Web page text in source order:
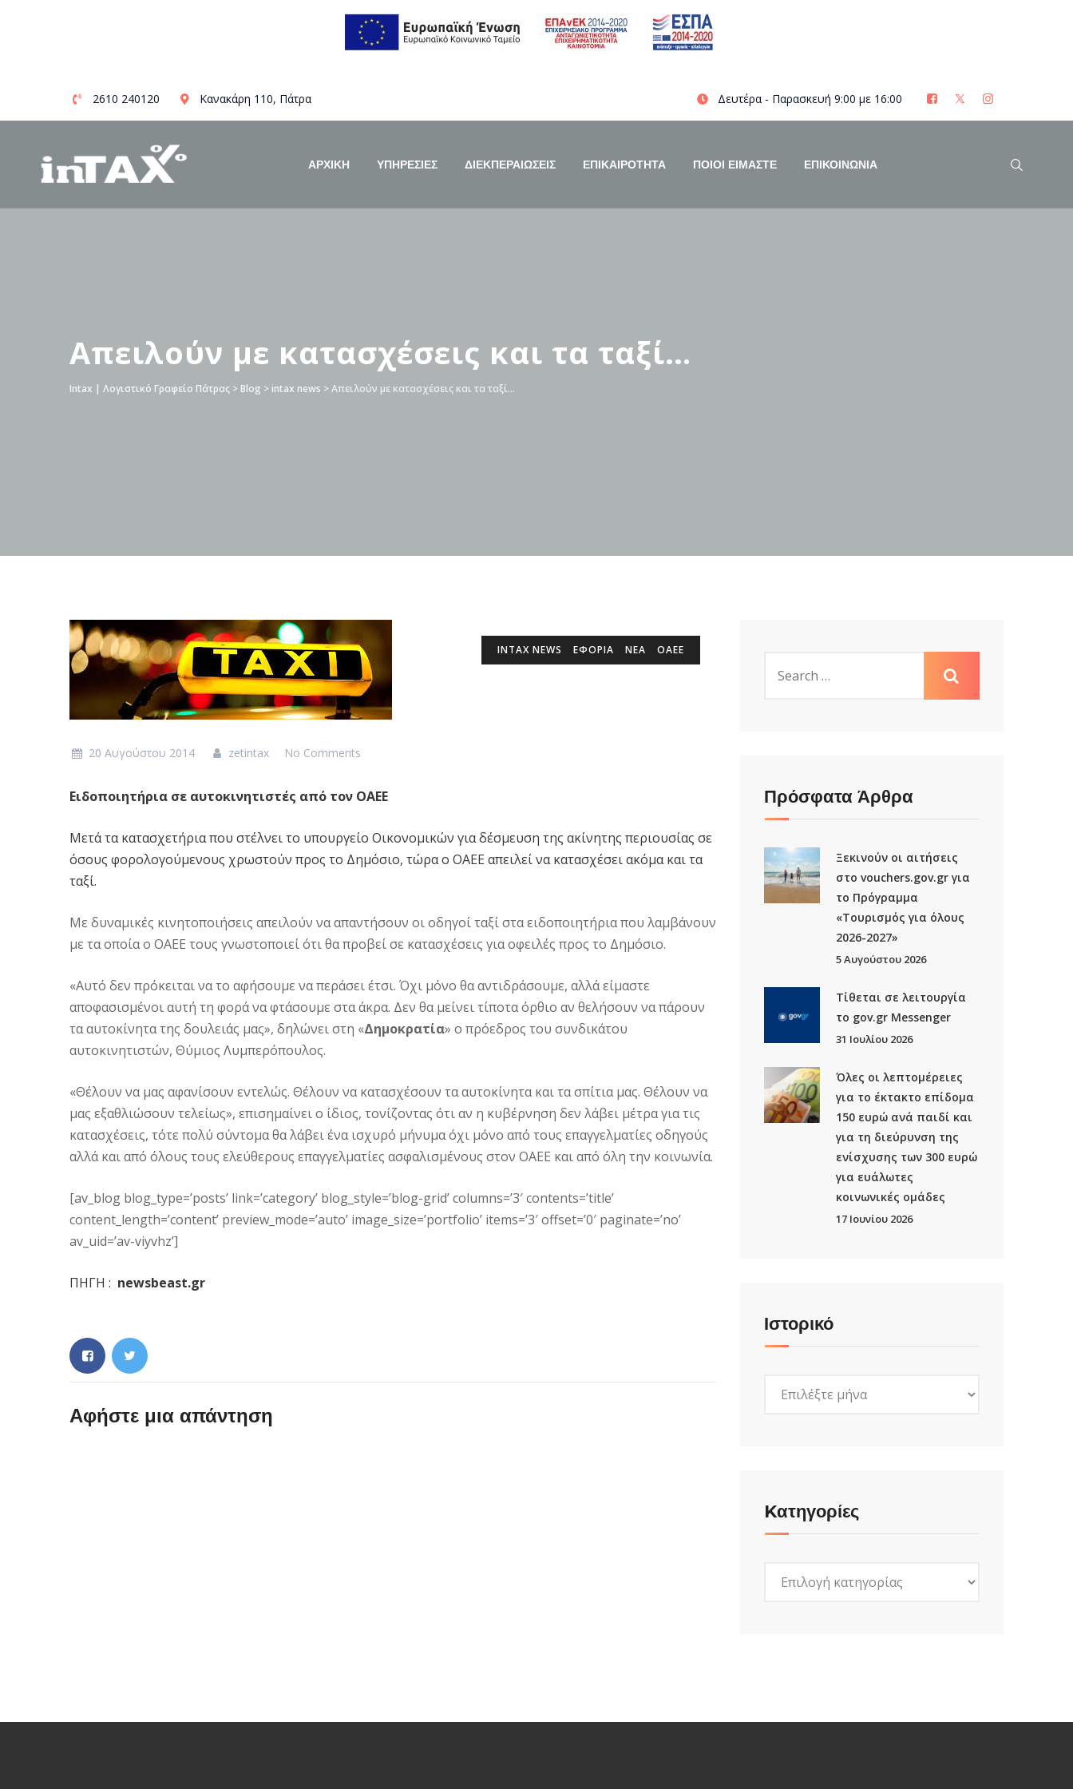
content
2610 240120 Κανακάρη 110, Πάτρα Δευτέρα - Παρασκευή 9:00 με 16:00
ΑΡΧΙΚΗ ΥΠΗΡΕΣΙΕΣ ΔΙΕΚΠΕΡΑΙΩΣΕΙΣ ΕΠΙΚΑΙΡΟΤΗΤΑ ΠΟΙΟΊ ΕΊΜΑΣΤΕ ΕΠΙΚΟΙΝΩΝΙΑ
Απειλούν με κατασχέσεις και τα ταξί…
Intax | Λογιστικό Γραφείο Πάτρας > Blog > intax news >Απειλούν με κατασχέσεις και τα ταξί…
INTAX NEWS ΕΦΟΡΙΑ ΝΕΑ ΟΑΕΕ
20 Αυγούστου 2014 zetintax No Comments
Ειδοποιητήρια σε αυτοκινητιστές από τον ΟΑΕΕ
Μετά τα κατασχετήρια που στέλνει το υπουργείο Οικονομικών για δέσμευση της ακίνητης περιουσίας σε
όσους φορολογούμενους χρωστούν προς το Δημόσιο, τώρα ο ΟΑΕΕ απειλεί να κατασχέσει ακόμα και τα
ταξί.
Με δυναμικές κινητοποιήσεις απειλούν να απαντήσουν οι οδηγοί ταξί στα ειδοποιητήρια που λαμβάνουν
με τα οποία ο ΟΑΕΕ τους γνωστοποιεί ότι θα προβεί σε κατασχέσεις για οφειλές προς το Δημόσιο.
«Αυτό δεν πρόκειται να το αφήσουμε να περάσει έτσι. Όχι μόνο θα αντιδράσουμε, αλλά είμαστε
αποφασισμένοι αυτή τη φορά να φτάσουμε στα άκρα. Δεν θα μείνει τίποτα όρθιο αν θελήσουν να πάρουν
τα αυτοκίνητα της δουλειάς μας», δηλώνει στη «Δημοκρατία» ο πρόεδρος του συνδικάτου
αυτοκινητιστών, Θύμιος Λυμπερόπουλος.
«Θέλουν να μας αφανίσουν εντελώς. Θέλουν να κατασχέσουν τα αυτοκίνητα και τα σπίτια μας. Θέλουν να
μας εξαθλιώσουν τελείως», επισημαίνει ο ίδιος, τονίζοντας ότι αν η κυβέρνηση δεν λάβει μέτρα για τις
κατασχέσεις, τότε πολύ σύντομα θα λάβει ένα ισχυρό μήνυμα όχι μόνο από τους επαγγελματίες οδηγούς
αλλά και από όλους τους ελεύθερους επαγγελματίες ασφαλισμένους στον ΟΑΕΕ και από όλη την κοινωνία.
[av_blog blog_type=’posts’ link=’category’ blog_style=’blog-grid’ columns=’3′ contents=’title’
content_length=’content’ preview_mode=’auto’ image_size=’portfolio’ items=’3′ offset=’0′ paginate=’no’
av_uid=’av-viyvhz’]
ΠΗΓΗ : newsbeast.gr
Αφήστε μια απάντηση
Πρόσφατα Άρθρα
Ξεκινούν οι αιτήσεις
στο vouchers.gov.gr για
το Πρόγραμμα
«Τουρισμός για όλους
2026-2027»
5 Αυγούστου 2026
Τίθεται σε λειτουργία
το gov.gr Μessenger
31 Ιουλίου 2026
Όλες οι λεπτομέρειες
για το έκτακτο επίδομα
150 ευρώ ανά παιδί και
για τη διεύρυνση της
ενίσχυσης των 300 ευρώ
για ευάλωτες
κοινωνικές ομάδες
17 Ιουνίου 2026
Ιστορικό
Kατηγορίες